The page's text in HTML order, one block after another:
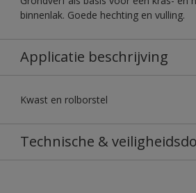
binnenlak. Goede hechting en vulling.
Applicatie beschrijving
Kwast en rolborstel
Technische &